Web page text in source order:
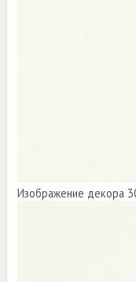
Изображение декора